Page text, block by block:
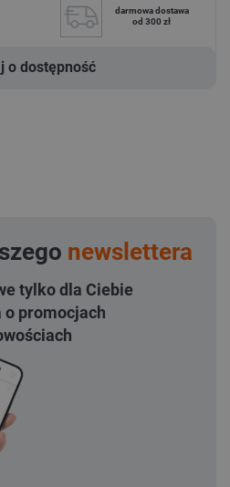
darmowa dostawa
od 300 zł
o dostępność
newslettera
tylko dla Ciebie
promocjach